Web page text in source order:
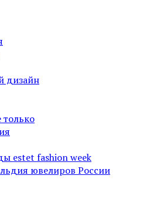
дизайн
estet fashion week
ювелиров России